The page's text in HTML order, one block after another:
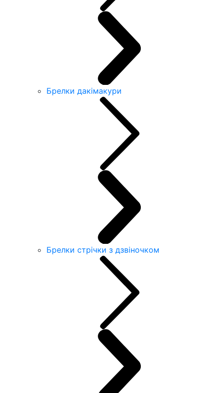
Брелки дакімакури
Брелки стрічки з дзвіночком